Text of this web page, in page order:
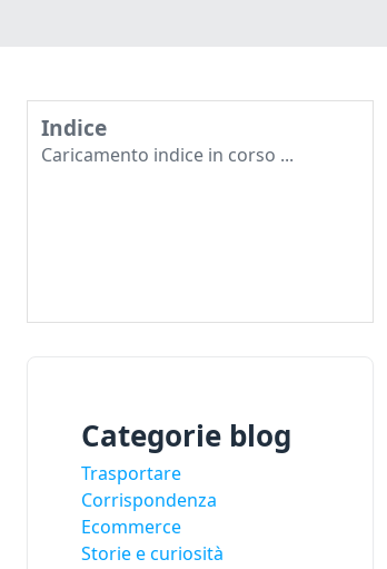
Indice
Caricamento indice in corso ...
Categorie blog
Trasportare
Corrispondenza
Ecommerce
Storie e curiosità